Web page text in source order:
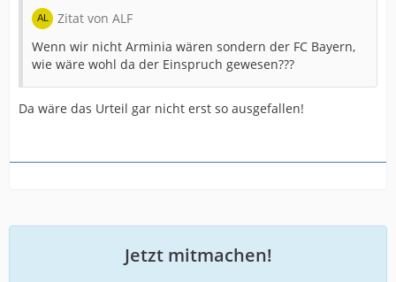
Zitat von ALF
Wenn wir nicht Arminia wären sondern der FC Bayern,
wie wäre wohl da der Einspruch gewesen???
Da wäre das Urteil gar nicht erst so ausgefallen!
Jetzt mitmachen!